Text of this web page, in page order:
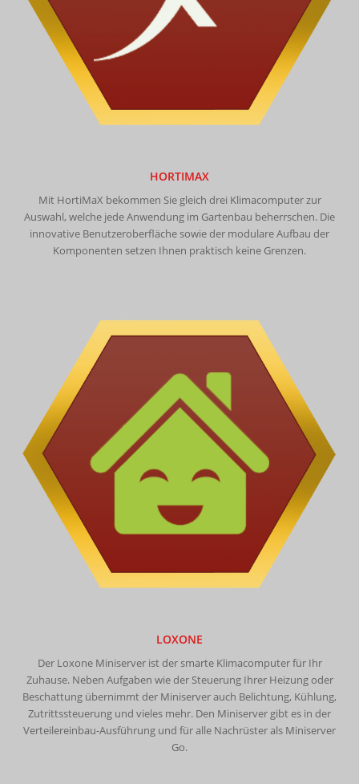
HORTIMAX
Mit HortiMaX bekommen Sie gleich drei Klimacomputer zur
Auswahl, welche jede Anwendung im Gartenbau beherrschen. Die
innovative Benutzeroberfläche sowie der modulare Aufbau der
Komponenten setzen Ihnen praktisch keine Grenzen.
LOXONE
Der Loxone Miniserver ist der smarte Klimacomputer für Ihr
Zuhause. Neben Aufgaben wie der Steuerung Ihrer Heizung oder
Beschattung übernimmt der Miniserver auch Belichtung, Kühlung,
Zutrittssteuerung und vieles mehr. Den Miniserver gibt es in der
Verteilereinbau-Ausführung und für alle Nachrüster als Miniserver
Go.